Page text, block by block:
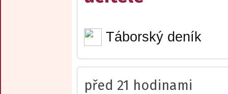
Táborský deník
před 21 hodinami